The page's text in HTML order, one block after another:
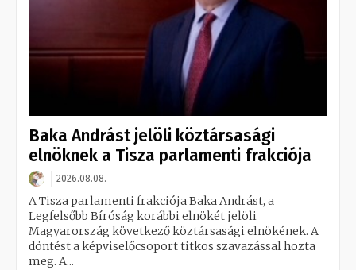
Baka Andrást jelöli köztársasági
elnöknek a Tisza parlamenti frakciója
2026.08.08.
A Tisza parlamenti frakciója Baka Andrást, a
Legfelsőbb Bíróság korábbi elnökét jelöli
Magyarország következő köztársasági elnökének. A
döntést a képviselőcsoport titkos szavazással hozta
meg. A...